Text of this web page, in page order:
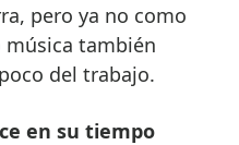
pero ya no como
música también
del trabajo.
en su tiempo